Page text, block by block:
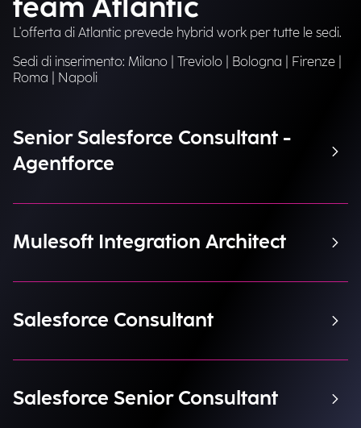
team Atlantic
L'offerta di Atlantic prevede hybrid work per tutte le sedi.
Sedi di inserimento: Milano | Treviolo | Bologna | Firenze |
Roma | Napoli
Senior Salesforce Consultant -
Agentforce
Mulesoft Integration Architect
Salesforce Consultant
Salesforce Senior Consultant